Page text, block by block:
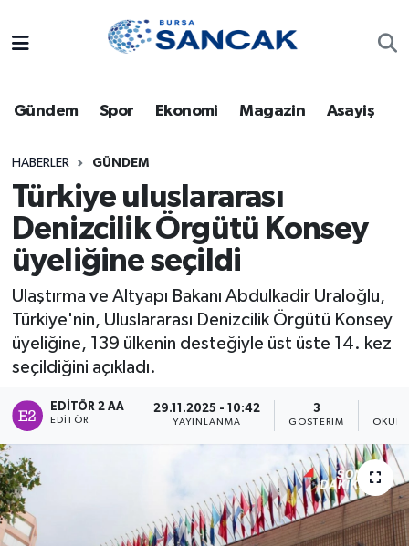
Gündem Spor Ekonomi Magazin Asayiş
HABERLER GÜNDEM
Türkiye uluslararası
Denizcilik Örgütü Konsey
üyeliğine seçildi
Ulaştırma ve Altyapı Bakanı Abdulkadir Uraloğlu,
Türkiye'nin, Uluslararası Denizcilik Örgütü Konsey
üyeliğine, 139 ülkenin desteğiyle üst üste 14. kez
seçildiğini açıkladı.
EDITÖR 2 AA
EDITÖR
29.11.2025 - 10:42
YAYINLANMA
3
GÖSTERIM
Bursa
Dünya
Eğitim
Ekonomi
Genel
Gündem
Sağlık
Trafik Durumu
Süper Lig Puan Durumu ve Fikstür
Tüm Manşetler
Son Dakika Haberleri
Haber Arşivi